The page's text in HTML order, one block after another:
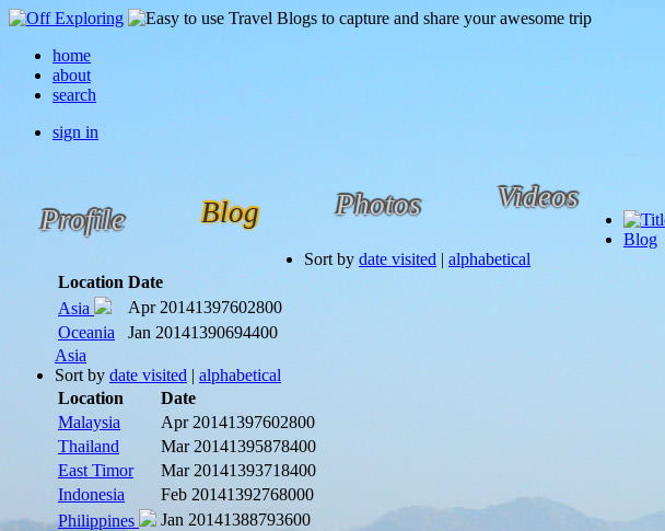
home
about
search
sign in
Profile Blog Photos Videos
Blog
Sort by date visited | alphabetical
Location Date
Asia
Apr 20141397602800
Oceania
Jan 20141390694400
Asia
Sort by date visited | alphabetical
Location
Date
Malaysia
Apr 20141397602800
Thailand
Mar 20141395878400
East Timor
Mar 20141393718400
Indonesia
Feb 20141392768000
Philippines
Jan 20141388793600